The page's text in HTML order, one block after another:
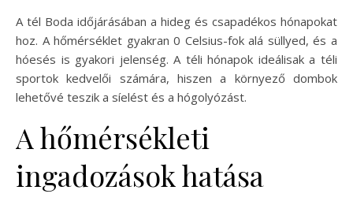
A tél Boda időjárásában a hideg és csapadékos hónapokat
hoz. A hőmérséklet gyakran 0 Celsius-fok alá süllyed, és a
hóesés is gyakori jelenség. A téli hónapok ideálisak a téli
sportok kedvelői számára, hiszen a környező dombok
lehetővé teszik a síelést és a hógolyózást.
A hőmérsékleti
ingadozások hatása